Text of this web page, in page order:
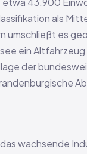
als
umschließt es
ein Altfahrzeug
der
wachsende